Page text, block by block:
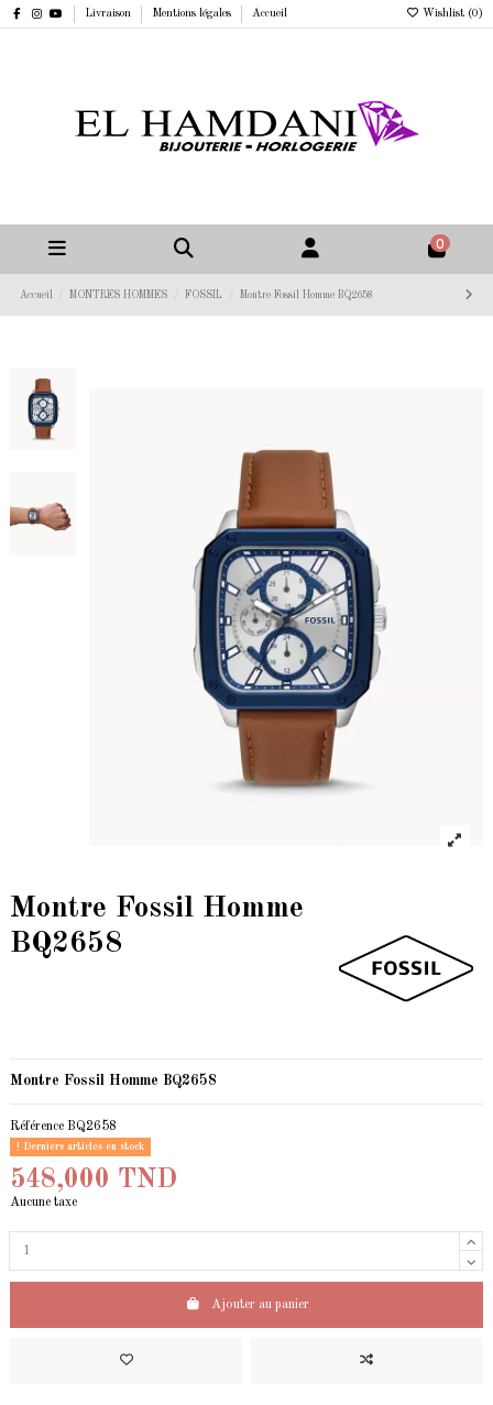
Livraison Mentions légales Accueil Wishlist (0 )
0
Accueil MONTRES HOMMES FOSSIL Montre Fossil Homme BQ2658
Montre Fossil Homme
BQ2658
Montre Fossil Homme BQ2658
Référence BQ2658
Derniers articles en stock
548,000 TND
Aucune taxe
Ajouter au panier